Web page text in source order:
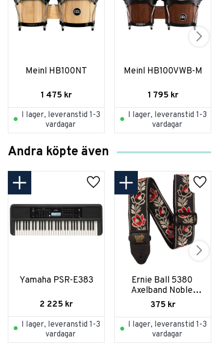
Meinl HB100NT
1 475 kr
I lager, leveranstid 1-3
vardagar
Meinl HB100VWB-M
1 795 kr
I lager, leveranstid 1-3
vardagar
Andra köpte även
Yamaha PSR-E383
2 225 kr
I lager, leveranstid 1-3
vardagar
Ernie Ball 5380
Axelband Noble
Rose
375 kr
I lager, leveranstid 1-3
vardagar